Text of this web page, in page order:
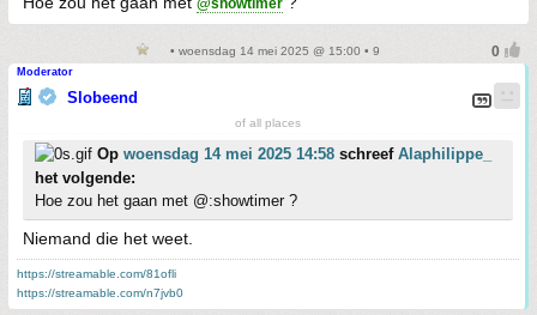
• woensdag 14 mei 2025 @ 15:00 • 9
Moderator
Slobeend
of all places
Op woensdag 14 mei 2025 14:58 schreef Alaphilippe_
het volgende:
Hoe zou het gaan met @:showtimer ?
Niemand die het weet.
https://streamable.com/81ofli
https://streamable.com/n7jvb0